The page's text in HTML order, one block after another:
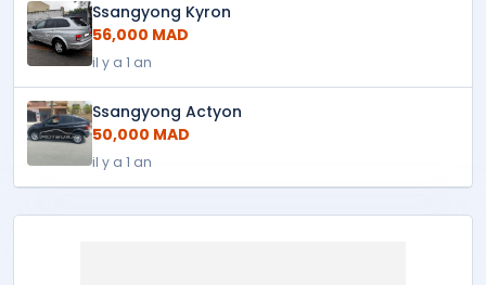
Ssangyong Kyron
56,000 MAD
il y a 1 an
Ssangyong Actyon
50,000 MAD
il y a 1 an